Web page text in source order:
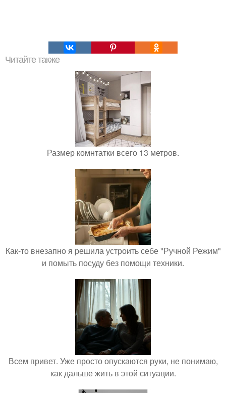
Читайте также
Размер комнтатки всего 13 метров.
Как-то внезапно я решила устроить себе "Ручной Режим"
и помыть посуду без помощи техники.
Всем привет. Уже просто опускаются руки, не понимаю,
как дальше жить в этой ситуации.